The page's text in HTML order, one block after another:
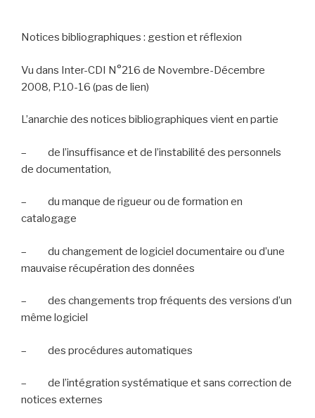
Notices bibliographiques : gestion et réflexion
Vu dans Inter-CDI N°216 de Novembre-Décembre
2008, P.10-16 (pas de lien)
L’anarchie des notices bibliographiques vient en partie
–
de l’insuffisance et de l’instabilité des personnels
de documentation,
–
du manque de rigueur ou de formation en
catalogage
–
du changement de logiciel documentaire ou d’une
mauvaise récupération des données
–
des changements trop fréquents des versions d’un
même logiciel
– des procédures automatiques
–
de l’intégration systématique et sans correction de
notices externes